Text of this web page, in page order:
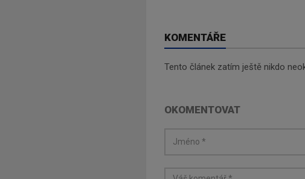
KOMENTÁŘE
Tento článek zatím ještě nikdo
OKOMENTOVAT